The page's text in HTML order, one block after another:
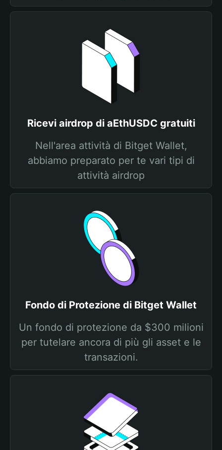
Ricevi airdrop di aEthUSDC gratuiti
Nell'area attività di Bitget Wallet,
abbiamo preparato per te vari tipi di
attività airdrop
Fondo di Protezione di Bitget Wallet
Un fondo di protezione da $300 milioni
per tutelare ancora di più gli asset e le
transazioni.